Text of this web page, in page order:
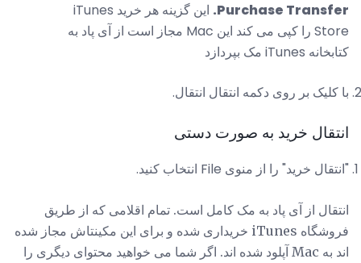
Purchase Transfer.
این گزینه هر خرید iTunes
Store را کپی می کند این Mac مجاز است از آی پاد به
کتابخانه iTunes مک بپردازد
با کلیک بر روی دکمه انتقال انتقال.
انتقال خرید به صورت دستی
"انتقال خرید" را از منوی File انتخاب کنید.
انتقال از آی پاد به مک کامل است. تمام اقلامی که از طریق
فروشگاه iTunes خریداری شده و برای این مکینتاش مجاز شده
اند به Mac آپلود شده اند. اگر شما می خواهید محتوای دیگری را